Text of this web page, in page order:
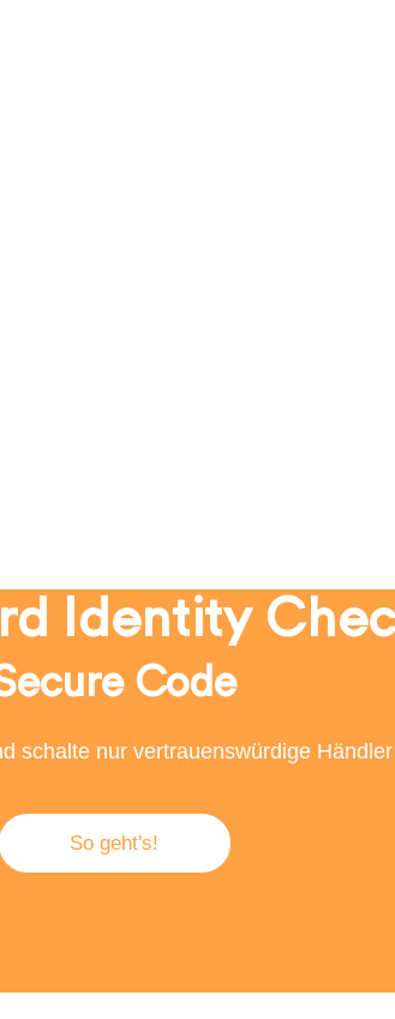
Identity
Code​
schalte nur vertrauenswürdige
So geht's!